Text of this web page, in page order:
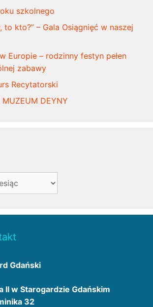
szkolnego
to kto?” – Gala Osiągnięć w naszej
Europie – rodzinny festyn pełen
zabawy
Recytatorski
DEYNY
Gdański
II w Starogardzie Gdańskim
32